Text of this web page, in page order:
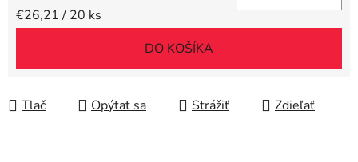
Jednotková cena:
€26,21 / 20 ks
DO KOŠÍKA
Tlač Opýtať sa Strážiť Zdieľať